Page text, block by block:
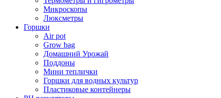
Микроскопы
Люксметры
Горшки
Air pot
Grow bag
Домашний Урожай
Поддоны
Мини теплички
Горшки для водных культур
Пластиковые контейнеры